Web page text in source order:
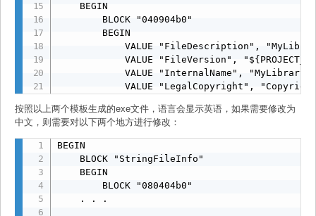
    BLOCK "VarFileInfo"
    BEGIN
/* The following line should only be
/* It consists of any number of
/* describing a language,codepage
/*
/* For example, a file might have
/* supports English language (0x409)
    END
    BEGIN
        BLOCK "040904b0"
        BEGIN
VALUE "FileDescription",
VALUE "FileVersion",
            VALUE "InternalName", "MyLibrary"
VALUE "LegalCopyright",
            VALUE "ProductName", "MyLibrary"
VALUE "ProductVersion",
        END
    END
    BLOCK "VarFileInfo"
    BEGIN
按照以上两个模板生成的exe文件，语言会显示英语，如果需要修改为
中文，则需要对以下两个地方进行修改：
BEGIN
    BLOCK "StringFileInfo"
    BEGIN
        BLOCK "080404b0"
    . . .